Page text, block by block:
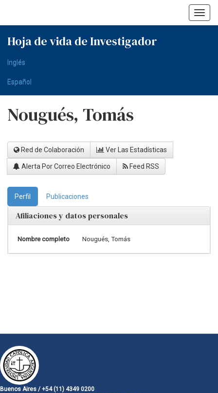
Hoja de vida de Investigador
Inglés
Español
Nougués, Tomás
Red de Colaboración Ver Las Estadísticas
Alerta Por Correo Electrónico Feed RSS
Perfil Publicaciones
Afiliaciones y datos personales
Nombre completo Nougués, Tomás
Buenos Aires / +54 (11) 4349 0200